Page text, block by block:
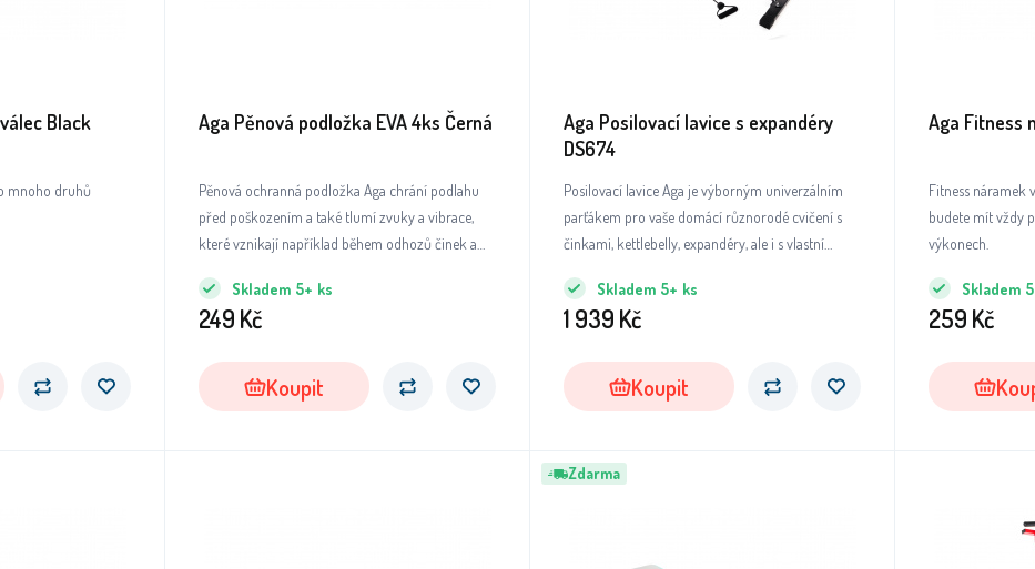
Black
mnoho druhů
Aga Pěnová podložka EVA 4ks Černá
Pěnová ochranná podložka Aga chrání podlahu
před poškozením a také tlumí zvuky a vibrace,
které vznikají například během odhozů činek a
Skladem 5+ ks
249 Kč
Koupit
Aga Posilovací lavice s expandéry
DS674
Posilovací lavice Aga je výborným univerzálním
parťákem pro vaše domácí různorodé cvičení s
činkami, kettlebelly, expandéry, ale i s vlastní
posilovacími doplňky, jako jsou odkládací činkové
stojany a posilovací stroje.
Skladem 5+ ks
1 939 Kč
Koupit
Aga Fitness
Fitness náramek
budete mít vždy
výkonech.
Skladem
259 Kč
Zdarma